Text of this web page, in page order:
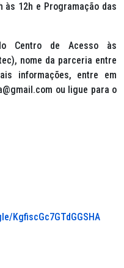
às 12h e Programação das
Centro de Acesso às
nome da parceria entre
informações, entre em
ou ligue para o
KgfiscGc7GTdGGSHA